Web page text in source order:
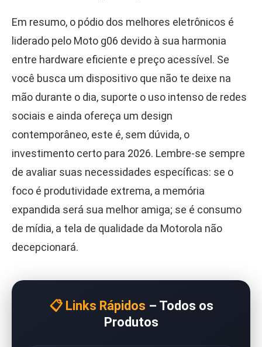
Em resumo, o pódio dos melhores eletrônicos é
liderado pelo Moto g06 devido à sua harmonia
entre hardware eficiente e preço acessível. Se
você busca um dispositivo que não te deixe na
mão durante o dia, suporte o uso intenso de redes
sociais e ainda ofereça um design
contemporâneo, este é, sem dúvida, o
investimento certo para 2026. Lembre-se sempre
de avaliar suas necessidades específicas: se o
foco é produtividade extrema, a memória
expandida será sua melhor amiga; se é consumo
de mídia, a tela de qualidade da Motorola não
decepcionará.
📋 Links Rápidos – Todos os
Produtos